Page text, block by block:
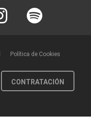
Instagram Spotify
Política de Cookies
CONTRATACIÓN